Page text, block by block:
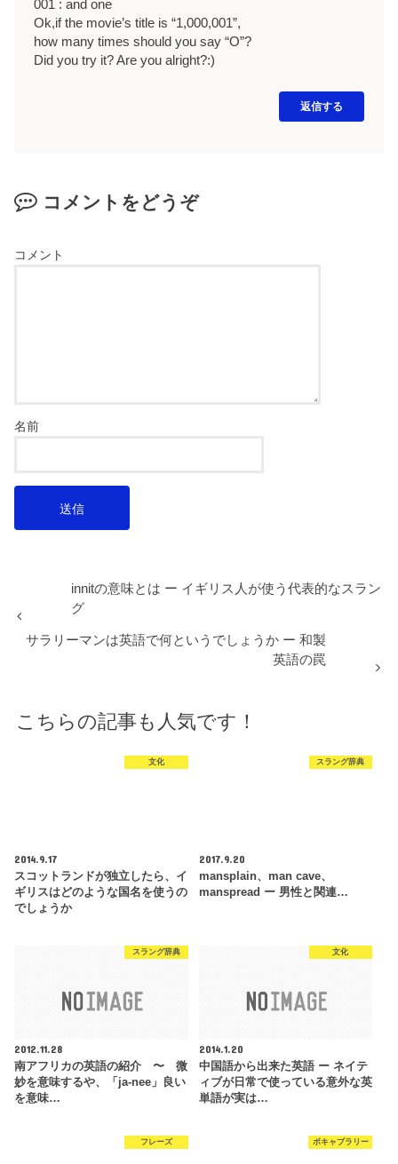
001 : and one
Ok,if the movie’s title is “1,000,001”,
how many times should you say “O”?
Did you try it? Are you alright?:)
返信する
コメントをどうぞ
コメント
名前
innitの意味とは ー イギリス人が使う代表的なスラン
グ
サラリーマンは英語で何というでしょうか ー 和製
英語の罠
こちらの記事も人気です！
文化
2014.9.17
スコットランドが独立したら、イ
ギリスはどのような国名を使うの
でしょうか
スラング辞典
2017.9.20
mansplain、man cave、
manspread ー 男性と関連…
スラング辞典
2012.11.28
南アフリカの英語の紹介 〜 微
妙を意味するや、「ja-nee」良い
を意味…
文化
2014.1.20
中国語から出来た英語 ー ネイテ
ィブが日常で使っている意外な英
単語が実は…
フレーズ ボキャブラリー